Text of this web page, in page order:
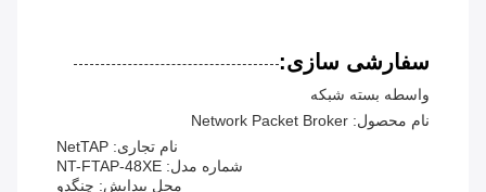
سفارشی سازی:
واسطه بسته شبکه
نام محصول: Network Packet Broker
نام تجاری: NetTAP
شماره مدل: NT-FTAP-48XE
محل پیدایش: چنگدو